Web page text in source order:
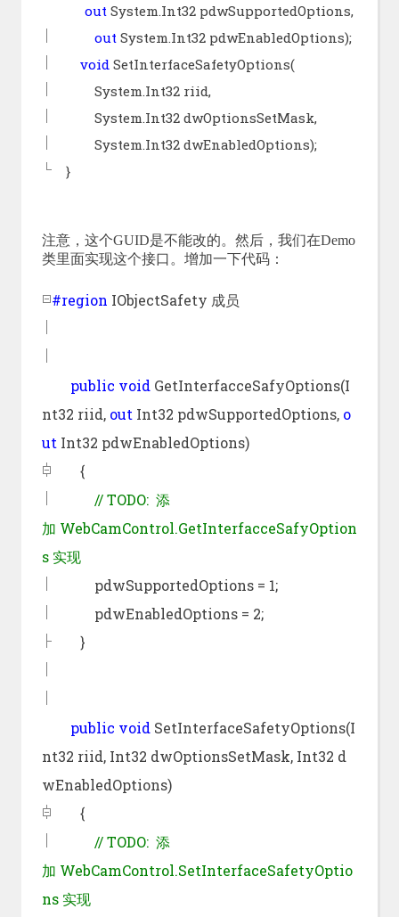
outSystem.Int32 pdwSupportedOptions,
outSystem.Int32 pdwEnabledOptions);
voidSetInterfaceSafetyOptions(
System.Int32 riid,
System.Int32 dwOptionsSetMask,
System.Int32 dwEnabledOptions);
}
注意，这个GUID是不能改的。然后，我们在Demo
类里面实现这个接口。增加一下代码：
#region IObjectSafety 成员
public voidGetInterfacceSafyOptions(I
nt32 riid, out Int32 pdwSupportedOptions, o
ut Int32 pdwEnabledOptions)
{
//TODO: 添
加 WebCamControl.GetInterfacceSafyOption
s 实现
pdwSupportedOptions = 1;
pdwEnabledOptions = 2;
}
public voidSetInterfaceSafetyOptions(I
nt32 riid, Int32 dwOptionsSetMask, Int32 d
wEnabledOptions)
{
//TODO: 添
加 WebCamControl.SetInterfaceSafetyOptio
ns 实现